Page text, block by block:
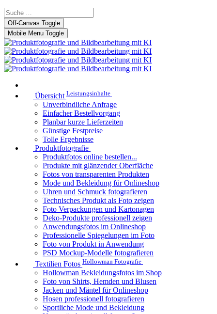
Off-Canvas Toggle
Mobile Menu Toggle
Übersicht Leistungsinhalte
Unverbindliche Anfrage
Einfacher Bestellvorgang
Planbar kurze Lieferzeiten
Günstige Festpreise
Tolle Ergebnisse
Produktfotografie
Produktfotos online bestellen...
Produkte mit glänzender Oberfläche
Fotos von transparenten Produkten
Mode und Bekleidung für Onlineshop
Uhren und Schmuck fotografieren
Technisches Produkt als Foto zeigen
Foto Verpackungen und Kartonagen
Deko-Produkte professionell zeigen
Anwendungsfotos im Onlineshop
Professionelle Spiegelungen im Foto
Foto von Produkt in Anwendung
PSD Mockup-Modelle fotografieren
Textilien Fotos Hollowman Fotografie
Hollowman Bekleidungsfotos im Shop
Foto von Shirts, Hemden und Blusen
Jacken und Mäntel für Onlineshop
Hosen professionell fotografieren
Sportliche Mode und Bekleidung